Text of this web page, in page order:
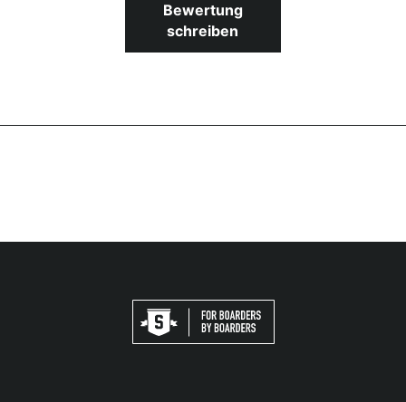
Bewertung
schreiben